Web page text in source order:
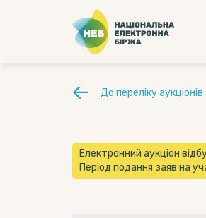
До переліку аукціонів
Електронний аукціон
Період подання заяв на